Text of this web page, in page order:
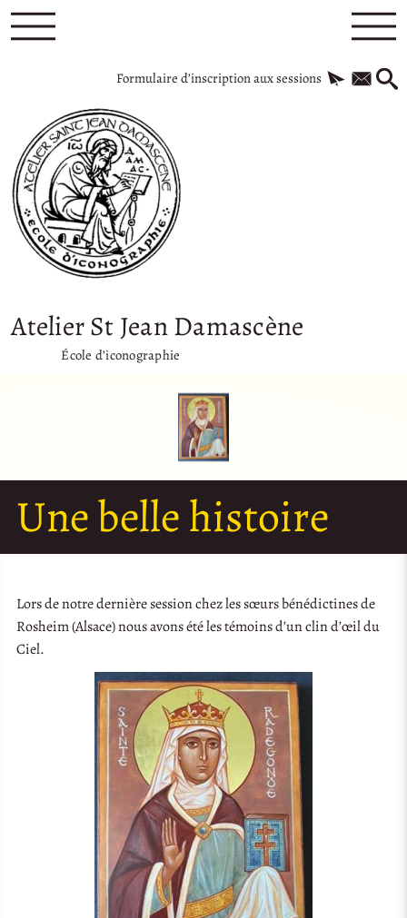
Formulaire d’inscription aux sessions
Atelier St Jean Damascène
École d’iconographie
Une belle histoire
Lors de notre dernière session chez les sœurs bénédictines de
Rosheim (Alsace) nous avons été les témoins d’un clin d’œil du
Ciel.